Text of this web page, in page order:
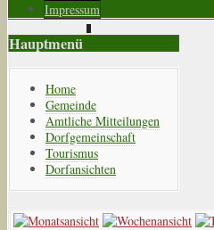
Impressum
Hauptmenü
Home
Gemeinde
Amtliche Mitteilungen
Dorfgemeinschaft
Tourismus
Dorfansichten